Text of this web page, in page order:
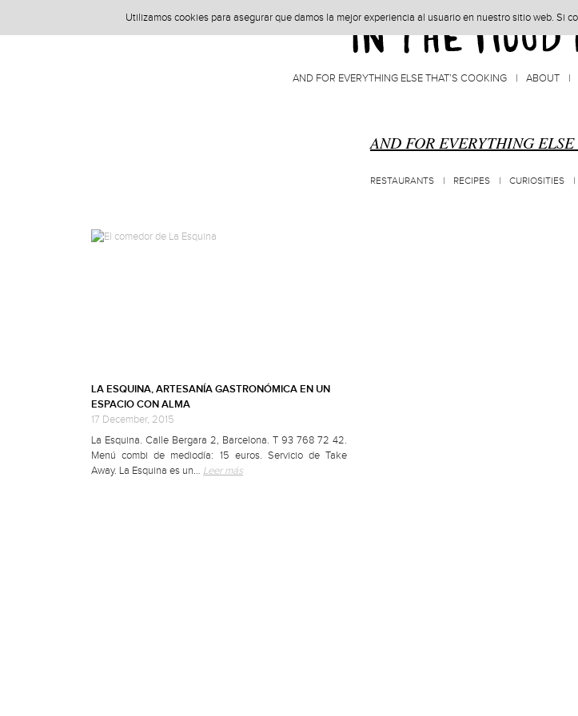
AND FOR EVERYTHING ELSE THAT’S COOKING ABOUT
AND FOR EVERYTHING
RESTAURANTS RECIPES CURIOSITIES
LA ESQUINA, ARTESANÍA GASTRONÓMICA EN UN
ESPACIO CON ALMA
17 December, 2015
La Esquina. Calle Bergara 2, Barcelona. T 93 768 72 42.
Menú combi de mediodía: 15 euros. Servicio de Take
Away. La Esquina es un… Leer más
Utilizamos cookies para asegurar que damos la mejor experiencia al usuario en nuestro sitio web. Si